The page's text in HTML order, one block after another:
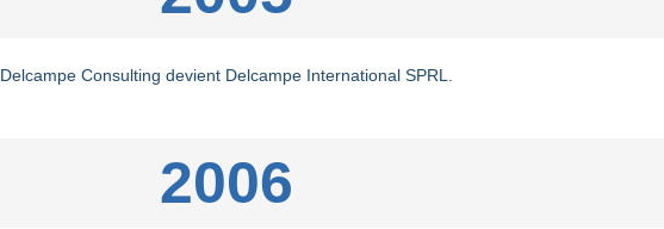
Delcampe Consulting devient Delcampe International SPRL.
2006